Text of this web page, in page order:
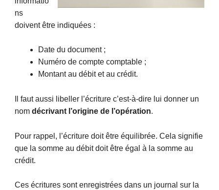
ns
doivent être indiquées :
Date du document ;
Numéro de compte comptable ;
Montant au débit et au crédit.
Il faut aussi libeller l’écriture c’est-à-dire lui donner un
nom décrivant l’origine de l’opération.
Pour rappel, l’écriture doit être équilibrée. Cela signifie
que la somme au débit doit être égal à la somme au
crédit.
Ces écritures sont enregistrées dans un journal sur la